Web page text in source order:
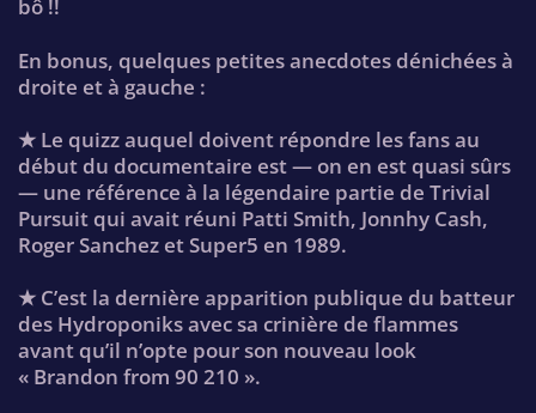
bô !!
En bonus, quelques petites anecdotes dénichées à
droite et à gauche :
★ Le quizz auquel doivent répondre les fans au
début du documentaire est — on en est quasi sûrs
— une référence à la légendaire partie de Trivial
Pursuit qui avait réuni Patti Smith, Jonnhy Cash,
Roger Sanchez et Super5 en 1989.
★ C’est la dernière apparition publique du batteur
des Hydroponiks avec sa crinière de flammes
avant qu’il n’opte pour son nouveau look
« Brandon from 90 210 ».